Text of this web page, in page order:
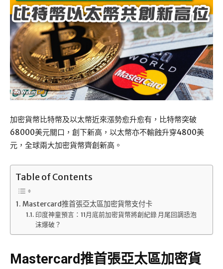
加密貨幣比特幣及以太幣近來漲勢愈升愈有，比特幣突破
68000美元關口，創下新高，以太幣亦不輸蝕升穿4800美
元，全球兩大加密貨幣齊創新高。
Table of Contents
Mastercard推首張亞太區加密貨幣支付卡
印度神童預言：11月底前加密貨幣將創紀錄 月尾回調恐泡
沫爆破？
Mastercard推首張亞太區加密貨